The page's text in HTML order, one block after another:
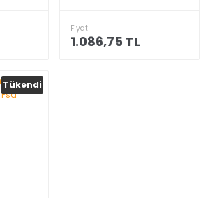
Fiyatı
1.086,75 TL
Tükendi